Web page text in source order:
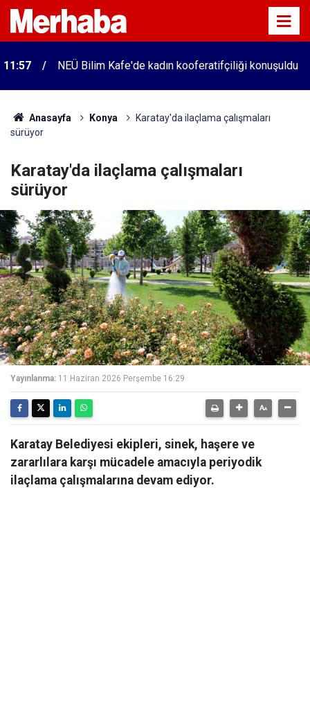
11:57 NEÜ Bilim Kafe'de kadın kooferatifçiliği konuşuldu
Anasayfa Konya
Karatay'da ilaçlama çalışmaları
sürüyor
Karatay'da ilaçlama çalışmaları
sürüyor
Yayınlanma: 11 Haziran 2026 Perşembe 16:29
Karatay Belediyesi ekipleri, sinek, haşere ve
zararlılara karşı mücadele amacıyla periyodik
ilaçlama çalışmalarına devam ediyor.